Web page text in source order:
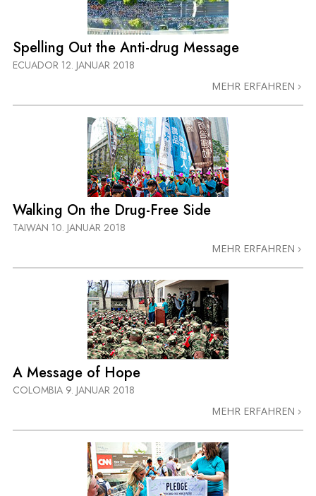
Spelling Out the Anti-drug Message
ECUADOR 12. JANUAR 2018
MEHR ERFAHREN
Walking On the Drug-Free Side
TAIWAN 10. JANUAR 2018
MEHR ERFAHREN
A Message of Hope
COLOMBIA 9. JANUAR 2018
MEHR ERFAHREN